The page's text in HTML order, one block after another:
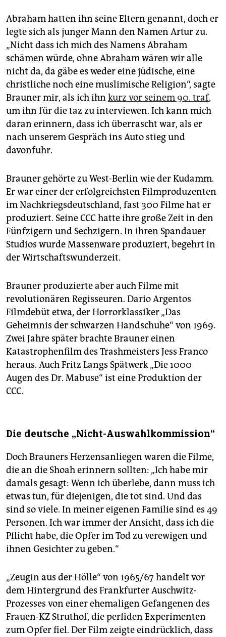
Abraham hatten ihn seine Eltern genannt, doch er
legte sich als junger Mann den Namen Artur zu.
„Nicht dass ich mich des Namens Abraham
schämen würde, ohne Abraham wären wir alle
nicht da, da gäbe es weder eine jüdische, eine
christliche noch eine muslimische Religion“, sagte
Brauner mir, als ich ihn kurz vor seinem 90. traf,
um ihn für die taz zu interviewen. Ich kann mich
daran erinnern, dass ich überrascht war, als er
nach unserem Gespräch ins Auto stieg und
davonfuhr.
Brauner gehörte zu West-Berlin wie der Kudamm.
Er war einer der erfolgreichsten Filmproduzenten
im Nachkriegsdeutschland, fast 300 Filme hat er
produziert. Seine CCC hatte ihre große Zeit in den
Fünfzigern und Sechzigern. In ihren Spandauer
Studios wurde Massenware produziert, begehrt in
der Wirtschaftswunderzeit.
Brauner produzierte aber auch Filme mit
revolutionären Regisseuren. Dario Argentos
Filmdebüt etwa, der Horrorklassiker „Das
Geheimnis der schwarzen Handschuhe“ von 1969.
Zwei Jahre später brachte Brauner einen
Katastrophenfilm des Trashmeisters Jess Franco
heraus. Auch Fritz Langs Spätwerk „Die 1000
Augen des Dr. Mabuse“ ist eine Produktion der
CCC.
Die deutsche „Nicht-Auswahlkommission“
Doch Brauners Herzensanliegen waren die Filme,
die an die Shoah erinnern sollten: „Ich habe mir
damals gesagt: Wenn ich überlebe, dann muss ich
etwas tun, für diejenigen, die tot sind. Und das
sind so viele. In meiner eigenen Familie sind es 49
Personen. Ich war immer der Ansicht, dass ich die
Pflicht habe, die Opfer im Tod zu verewigen und
ihnen Gesichter zu geben.“
„Zeugin aus der Hölle“ von 1965/67 handelt vor
dem Hintergrund des Frankfurter Auschwitz-
Prozesses von einer ehemaligen Gefangenen des
Frauen-KZ Struthof, die perfiden Experimenten
zum Opfer fiel. Der Film zeigte eindrücklich, dass